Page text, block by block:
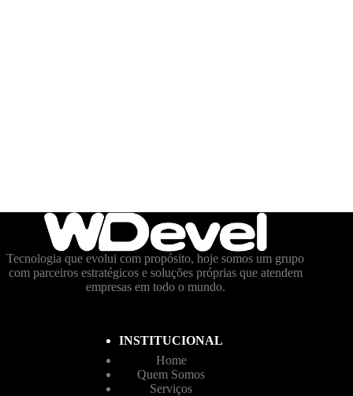
Tecnologia que evolui com propósito, hoje somos um grupo
com parceiros estratégicos e soluções próprias que atendem
empresas em todo o mundo.
INSTITUCIONAL
Home
Quem Somos
Serviços